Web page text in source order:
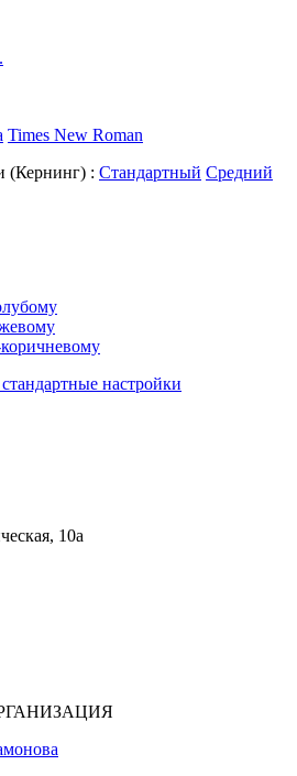
Times New Roman
(Кернинг) : Стандартный Средний
настройки
10а